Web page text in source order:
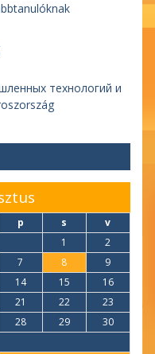
технологий и
p s v
1
2
7 8
9
14 15
16
21 22
23
28 29
30